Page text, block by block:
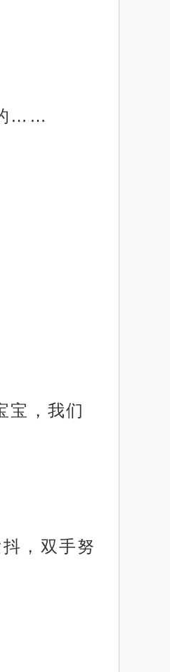
的……
宝，我们
，双手努